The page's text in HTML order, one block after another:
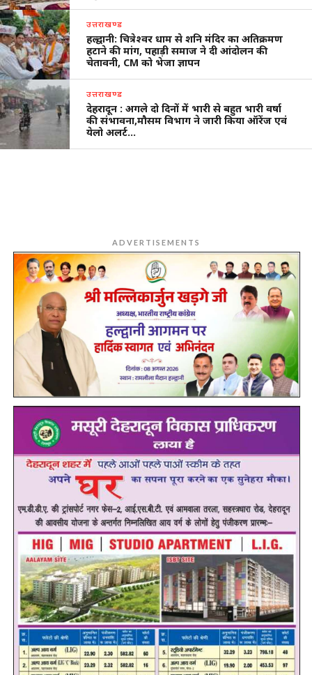
उत्तराखण्ड
हल्द्वानी: चित्रेश्वर धाम से शनि मंदिर का अतिक्रमण
हटाने की मांग, पहाड़ी समाज ने दी आंदोलन की
चेतावनी, CM को भेजा ज्ञापन
उत्तराखण्ड
देहरादून : अगले दो दिनों में भारी से बहुत भारी वर्षा
की संभावना,मौसम विभाग ने जारी किया ऑरेंज एवं
येलो अलर्ट…
ADVERTISEMENTS